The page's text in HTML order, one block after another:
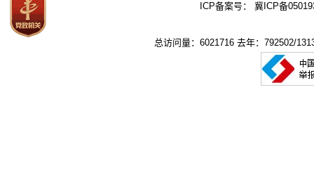
ICP备案号：
冀ICP备
总访问量：6021716 去年：792502/